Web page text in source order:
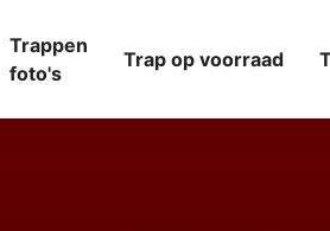
Trappen
foto's
Trap op voorraad